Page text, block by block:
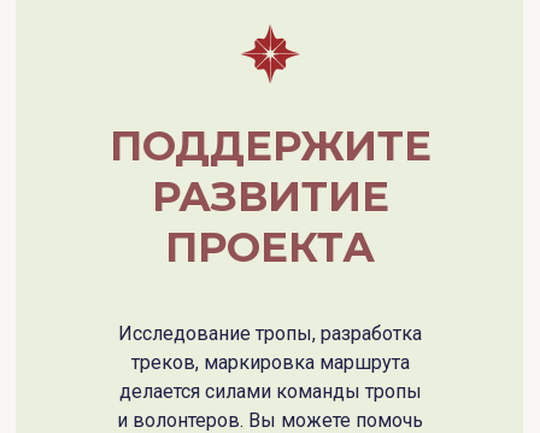
Исследование тропы, разработка
треков, маркировка маршрута
делается силами команды тропы
и волонтеров. Вы можете помочь
ПОДДЕРЖИТЕ
РАЗВИТИЕ
ПРОЕКТА